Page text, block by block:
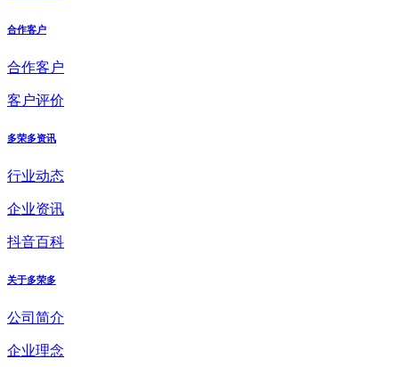
合作客户
合作客户
客户评价
多荣多资讯
行业动态
企业资讯
抖音百科
关于多荣多
公司简介
企业理念